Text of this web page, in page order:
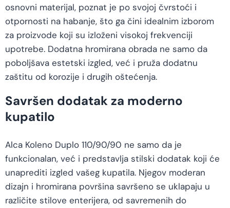
osnovni materijal, poznat je po svojoj čvrstoći i
otpornosti na habanje, što ga čini idealnim izborom
za proizvode koji su izloženi visokoj frekvenciji
upotrebe. Dodatna hromirana obrada ne samo da
poboljšava estetski izgled, već i pruža dodatnu
zaštitu od korozije i drugih oštećenja.
Savršen dodatak za moderno
kupatilo
Alca Koleno Duplo 110/90/90 ne samo da je
funkcionalan, već i predstavlja stilski dodatak koji će
unaprediti izgled vašeg kupatila. Njegov moderan
dizajn i hromirana površina savršeno se uklapaju u
različite stilove enterijera, od savremenih do